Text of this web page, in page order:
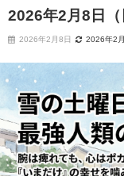
2026年2月8日
2026年2月8日 2026年2